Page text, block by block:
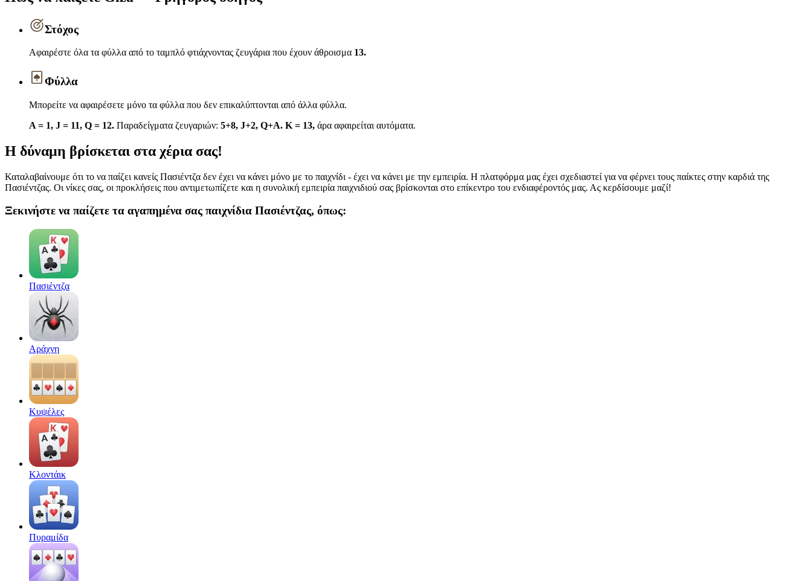
Στόχος
Αφαιρέστε όλα τα φύλλα από το ταμπλό φτιάχνοντας ζευγάρια που έχουν άθροισμα 13.
Φύλλα
Μπορείτε να αφαιρέσετε μόνο τα φύλλα που δεν επικαλύπτονται από άλλα φύλλα.
A = 1, J = 11, Q = 12. Παραδείγματα ζευγαριών: 5+8, J+2, Q+A. K = 13, άρα αφαιρείται αυτόματα.
Η δύναμη βρίσκεται στα χέρια σας!
Καταλαβαίνουμε ότι το να παίζει κανείς Πασιέντζα δεν έχει να κάνει μόνο με το παιχνίδι - έχει να κάνει με την εμπειρία. Η πλατφόρμα μας έχει σχεδιαστεί για να φέρνει τους παίκτες στην καρδιά της
Πασιέντζας. Οι νίκες σας, οι προκλήσεις που αντιμετωπίζετε και η συνολική εμπειρία παιχνιδιού σας βρίσκονται στο επίκεντρο του ενδιαφέροντός μας. Ας κερδίσουμε μαζί!
Ξεκινήστε να παίζετε τα αγαπημένα σας παιχνίδια Πασιέντζας, όπως:
Πασιέντζα
Αράχνη
Κυψέλες
Κλοντάικ
Πυραμίδα